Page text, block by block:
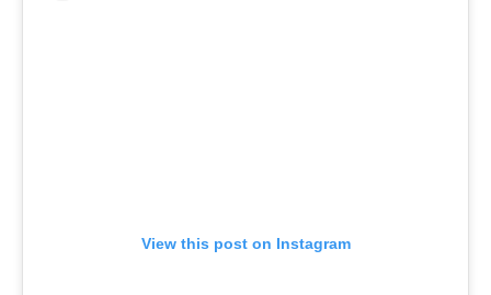
View this post on Instagram